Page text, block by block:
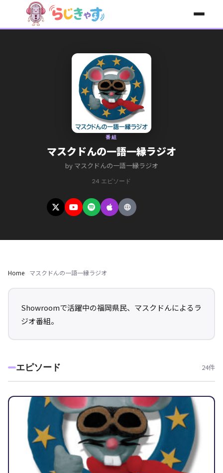
コンテンツへスキップ
番組
マスクドんの一語一縁ラジオ
by マスクドんの一語一縁ラジオ
24 エピソード
Home マスクドんの一語一縁ラジオ
Showroomで活躍中の福岡県民、マスクドんによるラ
ジオ番組。
エピソード 24件